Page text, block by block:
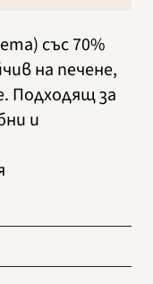
със 70%
на печене,
Подходящ за
и